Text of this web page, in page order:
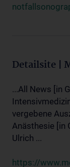
Detailsite |
...All News [in
vergebene
Anästhesie [in
Ulrich ...
https://